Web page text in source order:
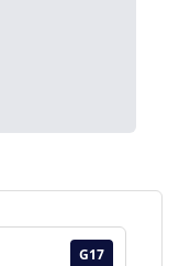
G17